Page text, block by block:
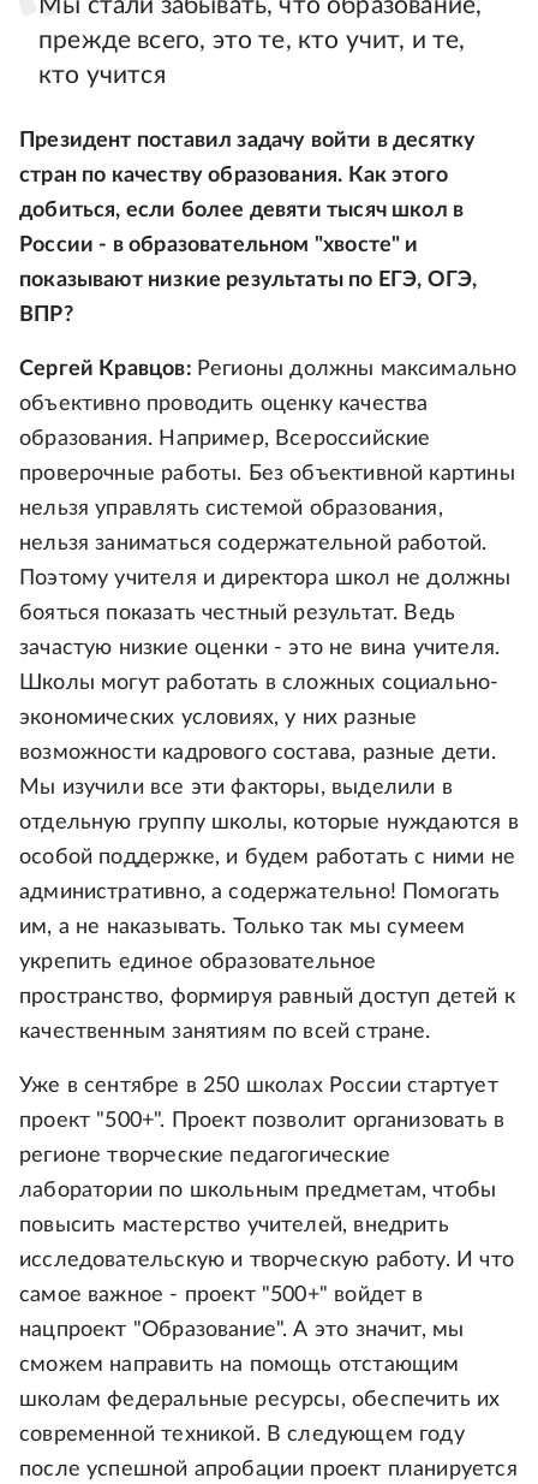
Мы стали забывать, что образование,
прежде всего, это те, кто учит, и те,
кто учится
Президент поставил задачу войти в десятку
стран по качеству образования. Как этого
добиться, если более девяти тысяч школ в
России - в образовательном "хвосте" и
показывают низкие результаты по ЕГЭ, ОГЭ,
ВПР?
Сергей Кравцов: Регионы должны максимально
объективно проводить оценку качества
образования. Например, Всероссийские
проверочные работы. Без объективной картины
нельзя управлять системой образования,
нельзя заниматься содержательной работой.
Поэтому учителя и директора школ не должны
бояться показать честный результат. Ведь
зачастую низкие оценки - это не вина учителя.
Школы могут работать в сложных социально-
экономических условиях, у них разные
возможности кадрового состава, разные дети.
Мы изучили все эти факторы, выделили в
отдельную группу школы, которые нуждаются в
особой поддержке, и будем работать с ними не
административно, а содержательно! Помогать
им, а не наказывать. Только так мы сумеем
укрепить единое образовательное
пространство, формируя равный доступ детей к
качественным занятиям по всей стране.
Уже в сентябре в 250 школах России стартует
проект "500+". Проект позволит организовать в
регионе творческие педагогические
лаборатории по школьным предметам, чтобы
повысить мастерство учителей, внедрить
исследовательскую и творческую работу. И что
самое важное - проект "500+" войдет в
нацпроект "Образование". А это значит, мы
сможем направить на помощь отстающим
школам федеральные ресурсы, обеспечить их
современной техникой. В следующем году
после успешной апробации проект планируется